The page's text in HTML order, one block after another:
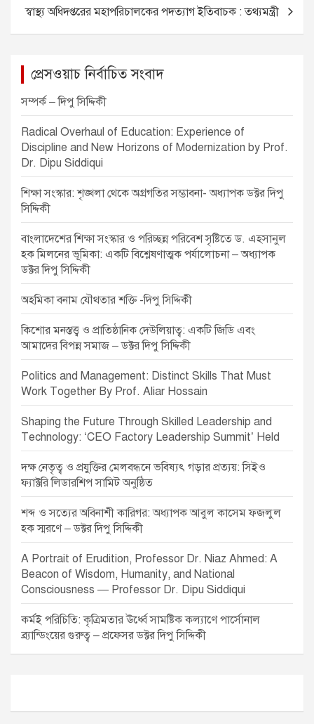
o
er p
স্বাস্থ্য অধিদপ্তরের মহাপরিচালকের পদত্যাগ ইতিবাচক : তথ্যমন্ত্রী
প্রেসওয়াচ নির্বাচিত সংবাদ
সম্পর্ক – দিপু সিদ্দিকী
Radical Overhaul of Education: Experience of
Discipline and New Horizons of Modernization by Prof.
Dr. Dipu Siddiqui
শিক্ষা সংস্কার: শৃঙ্খলা থেকে অগ্রগতির সম্ভাবনা- অধ্যাপক ডক্টর দিপু
সিদ্দিকী
বাংলাদেশের শিক্ষা সংস্কার ও পরিচ্ছন্ন পরিবেশ সৃষ্টিতে ড. এহসানুল
হক মিলনের ভূমিকা: একটি বিশ্লেষণাত্মক পর্যালোচনা – অধ্যাপক
ডক্টর দিপু সিদ্দিকী
অহমিকা বনাম যৌথতার শক্তি -দিপু সিদ্দিকী
কিশোর মনস্তত্ত্ব ও প্রাতিষ্ঠানিক দেউলিয়াত্ব: একটি জিডি এবং
আমাদের বিপন্ন সমাজ – ডক্টর দিপু সিদ্দিকী
Politics and Management: Distinct Skills That Must
Work Together By Prof. Aliar Hossain
Shaping the Future Through Skilled Leadership and
Technology: ‘CEO Factory Leadership Summit’ Held
দক্ষ নেতৃত্ব ও প্রযুক্তির মেলবন্ধনে ভবিষ্যৎ গড়ার প্রত্যয়: সিইও
ফ্যাক্টরি লিডারশিপ সামিট অনুষ্ঠিত
শব্দ ও সত্যের অবিনাশী কারিগর: অধ্যাপক আবুল কাসেম ফজলুল
হক স্মরণে – ডক্টর দিপু সিদ্দিকী
A Portrait of Erudition, Professor Dr. Niaz Ahmed: A
Beacon of Wisdom, Humanity, and National
Consciousness — Professor Dr. Dipu Siddiqui
কর্মই পরিচিতি: কৃত্রিমতার ঊর্ধ্বে সামষ্টিক কল্যাণে পার্সোনাল
ব্র্যান্ডিংয়ের গুরুত্ব – প্রফেসর ডক্টর দিপু সিদ্দিকী